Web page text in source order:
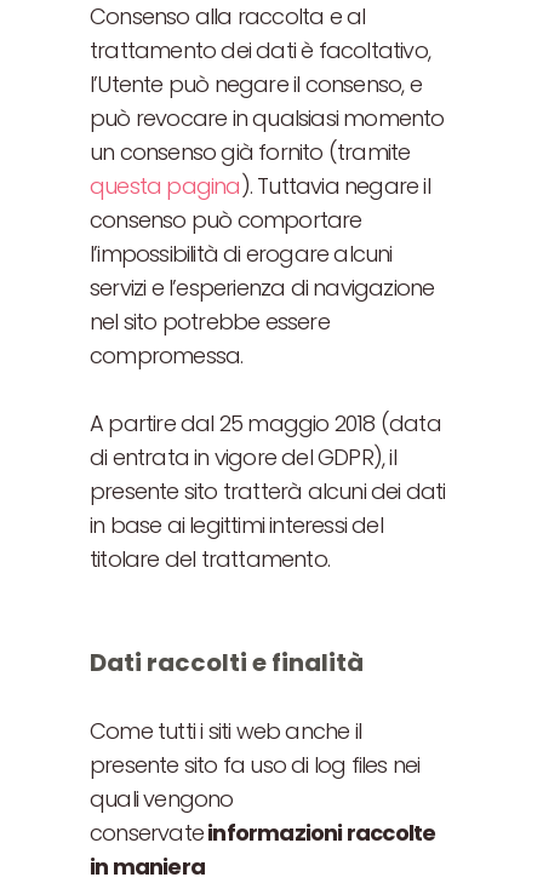
Consenso alla raccolta e al
trattamento dei dati è facoltativo,
l’Utente può negare il consenso, e
può revocare in qualsiasi momento
un consenso già fornito (tramite
questa pagina). Tuttavia negare il
consenso può comportare
l’impossibilità di erogare alcuni
servizi e l’esperienza di navigazione
nel sito potrebbe essere
compromessa.
A partire dal 25 maggio 2018 (data
di entrata in vigore del GDPR), il
presente sito tratterà alcuni dei dati
in base ai legittimi interessi del
titolare del trattamento.
Dati raccolti e finalità
Come tutti i siti web anche il
presente sito fa uso di log files nei
quali vengono
conservateinformazioni raccolte
in maniera